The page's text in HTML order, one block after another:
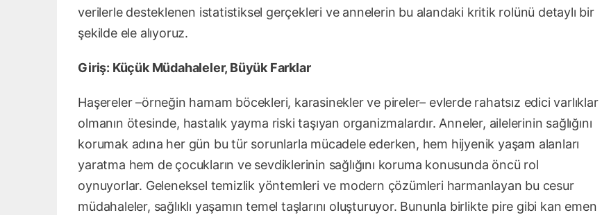
verilerle desteklenen istatistiksel gerçekleri ve annelerin bu alandaki kritik rolünü detaylı bir
şekilde ele alıyoruz.
Giriş: Küçük Müdahaleler, Büyük Farklar
Haşereler –örneğin hamam böcekleri, karasinekler ve pireler– evlerde rahatsız edici varlıklar
olmanın ötesinde, hastalık yayma riski taşıyan organizmalardır. Anneler, ailelerinin sağlığını
korumak adına her gün bu tür sorunlarla mücadele ederken, hem hijyenik yaşam alanları
yaratma hem de çocukların ve sevdiklerinin sağlığını koruma konusunda öncü rol
oynuyorlar. Geleneksel temizlik yöntemleri ve modern çözümleri harmanlayan bu cesur
müdahaleler, sağlıklı yaşamın temel taşlarını oluşturuyor. Bununla birlikte pire gibi kan emen